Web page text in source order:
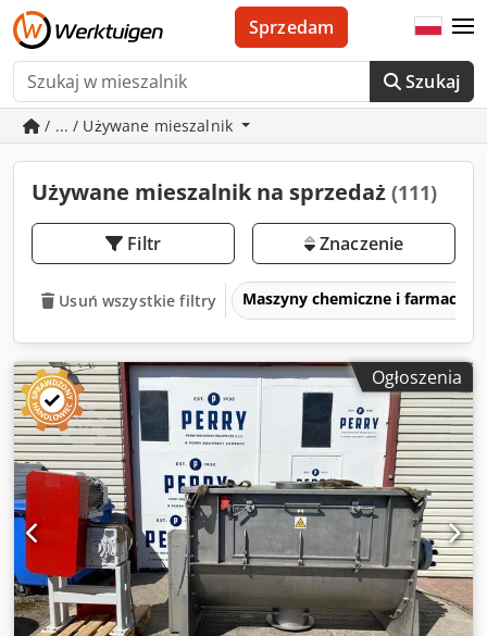
Szukaj
Sprzedam
/ ... / Używane mieszalnik
Używane mieszalnik na sprzedaż (111)
Filtr Znaczenie
Usuń wszystkie filtry Maszyny chemiczne i
Ogłoszenia